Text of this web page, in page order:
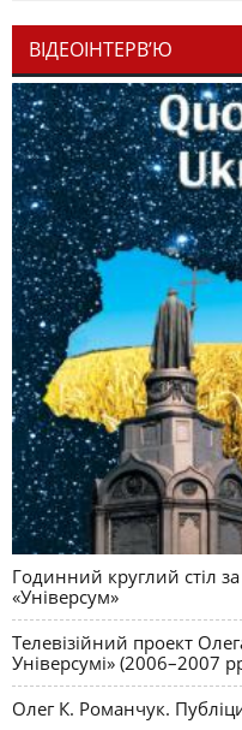
ВІДЕОІНТЕРВ’Ю
Годинний круглий стіл
«Універсум»
Телевізійний проект
Універсумі» (2006–2007
Олег К. Романчук.